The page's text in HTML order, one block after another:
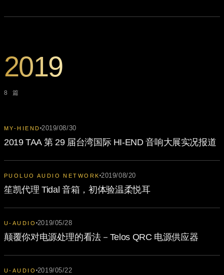
2019
8 篇
MY-HIEND 2019/08/30
2019 TAA 第 29 届台湾国际 HI-END 音响大展实况报道
PUOLUO AUDIO NETWORK 2019/08/20
笙凯代理 Tidal 音箱，初体验温柔悦耳
U-AUDIO 2019/05/28
颠覆你对电源处理的看法－Telos QRC 电源供应器
U-AUDIO 2019/05/22